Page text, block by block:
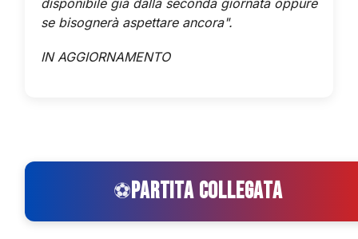
se bisognerà aspettare ancora".
IN AGGIORNAMENTO
⚽PARTITA COLLEGATA